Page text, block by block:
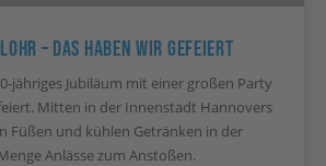
– Das Haben Wir Gefeiert
jähriges Jubiläum mit einer großen Party
Mitten in der Innenstadt Hannovers
Füßen und kühlen Getränken in der
Anlässe zum Anstoßen.